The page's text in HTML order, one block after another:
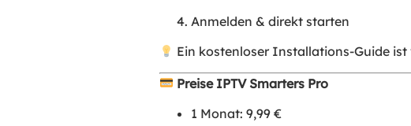
Anmelden & direkt starten
Ein kostenloser Installations-Guide ist
Preise IPTV Smarters Pro
1 Monat: 9,99 €